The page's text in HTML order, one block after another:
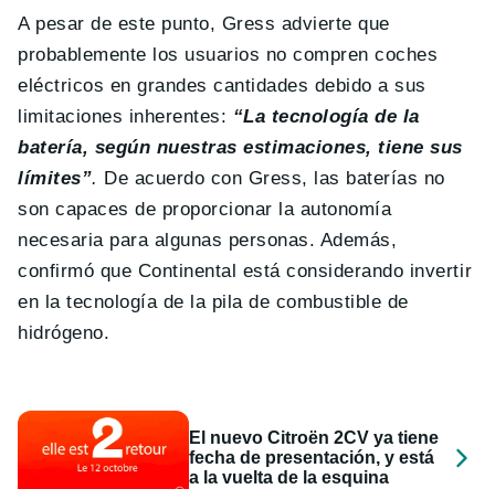
A pesar de este punto, Gress advierte que
probablemente los usuarios no compren coches
eléctricos en grandes cantidades debido a sus
limitaciones inherentes: “La tecnología de la
batería, según nuestras estimaciones, tiene sus
límites”. De acuerdo con Gress, las baterías no
son capaces de proporcionar la autonomía
necesaria para algunas personas. Además,
confirmó que Continental está considerando invertir
en la tecnología de la pila de combustible de
hidrógeno.
El nuevo Citroën 2CV ya tiene
fecha de presentación, y está
a la vuelta de la esquina